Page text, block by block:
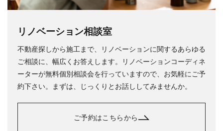
リノベーション相談室
不動産探しから施工まで、リノベーションに関するあらゆる
ご相談に、幅広くお答えします。リノベーションコーディネ
ーターが無料個別相談会を行っていますので、お気軽にご予
約下さい。まずは、じっくりとお話ししてみませんか。
ご予約はこちらから